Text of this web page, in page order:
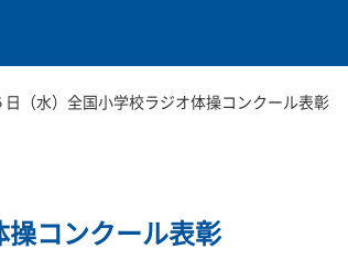
日（水）全国小学校ラジオ体操コンクール表彰
操コンクール表彰